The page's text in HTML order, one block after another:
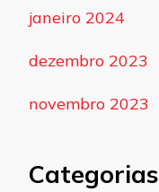
janeiro 2024
dezembro 2023
novembro 2023
Categorias